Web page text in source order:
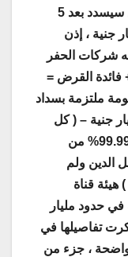
سنوات = 38.4 مليار جنية ، أصل الدين سيسدد بعد 5
بنفس المبلغ وهو 64 مليار جنية ، إذن
شركات الحفر
القرض =
– الحكومة ملتزمة بسداد
في 5 سنوات وهو 102.4 مليار جنية – ( كل
وسائل الإعلام المؤيدة والمعارضة و 99.999% من
الدين ولم
هيئة قناة
حدود مليار
تفاصيلها في
واضحة ، جزء من